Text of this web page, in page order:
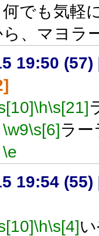
でも気軽
ら、マヨラ
19:50 (57)
\h\s[21]
\w9\s[6] ラー
\e
19:54 (55)
\h\s[4]